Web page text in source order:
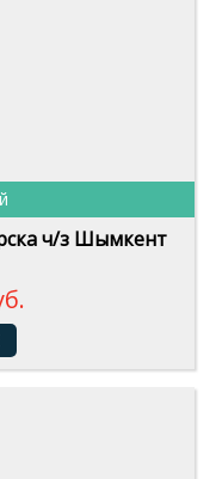
ч/з Шымкент